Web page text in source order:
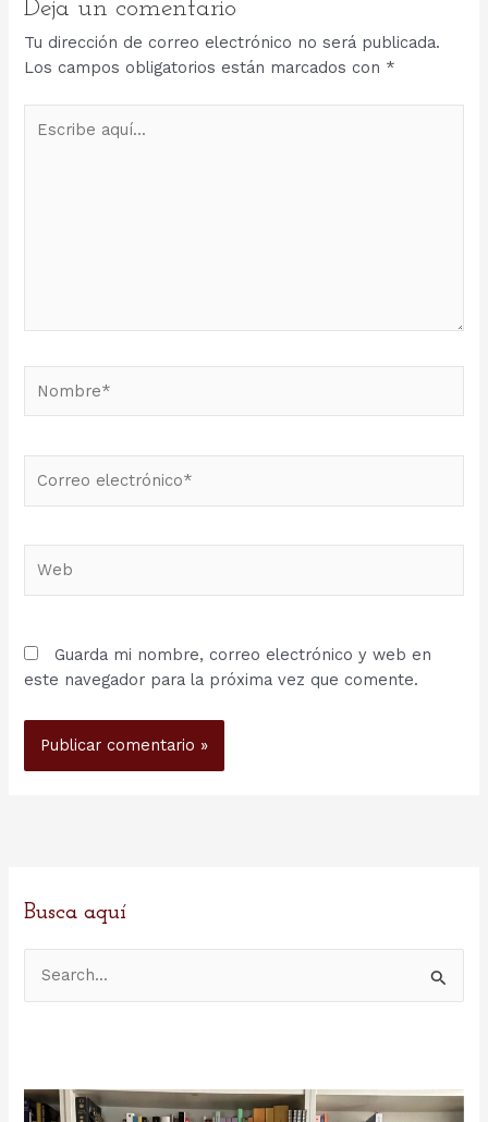
Deja un comentario
Tu dirección de correo electrónico no será publicada.
Los campos obligatorios están marcados con *
aquí...
electrónico*
Guarda mi nombre, correo electrónico y web en
este navegador para la próxima vez que comente.
Busca aquí
r